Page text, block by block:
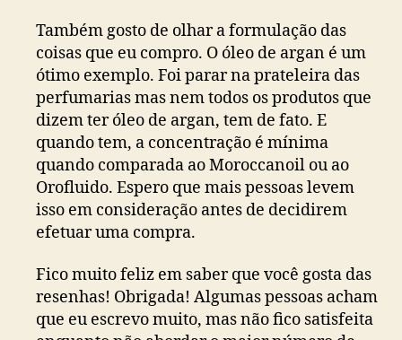
Também gosto de olhar a formulação das
coisas que eu compro. O óleo de argan é um
ótimo exemplo. Foi parar na prateleira das
perfumarias mas nem todos os produtos que
dizem ter óleo de argan, tem de fato. E
quando tem, a concentração é mínima
quando comparada ao Moroccanoil ou ao
Orofluido. Espero que mais pessoas levem
isso em consideração antes de decidirem
efetuar uma compra.
Fico muito feliz em saber que você gosta das
resenhas! Obrigada! Algumas pessoas acham
que eu escrevo muito, mas não fico satisfeita